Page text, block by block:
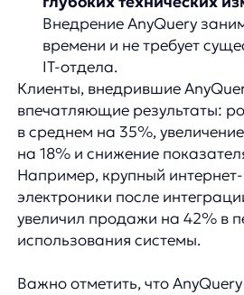
Продукты
anyQuery
anyReviews
anyImages
Материалы
Блог
Документация
по интеграции
Сведения
об IT-деятельности
Контакты
any-hello@tbank.ru
support@diginetica.com
+7 (985) 674-48-98
Документы